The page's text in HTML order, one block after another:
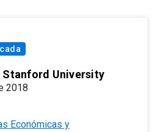
Stanford University
2018
Económicas y